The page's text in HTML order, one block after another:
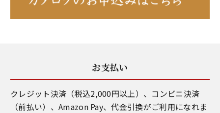
お支払い
クレジット決済（税込2,000円以上）、コンビニ決済
（前払い）、Amazon Pay、代金引換がご利用になれま